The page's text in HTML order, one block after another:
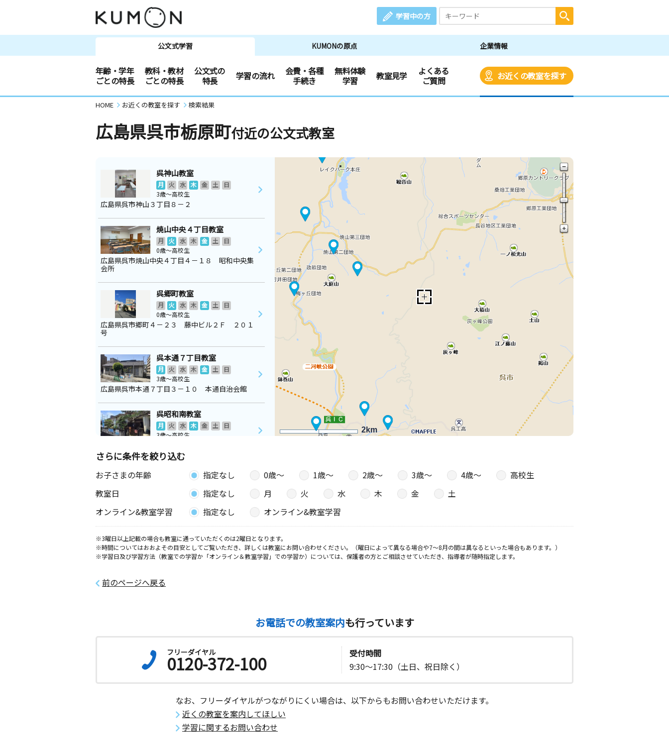
学習中の方
公文式学習 KUMONの原点 企業情報
年齢・学年
ごとの特長
教科・教材
ごとの特長
公文式の
特長
学習の流れ
会費・各種
手続き
無料体験
学習
教室見学
よくある
ご質問
お近くの教室を探す
HOME お近くの教室を探す 検索結果
広島県呉市栃原町付近の公文式教室
2km
呉神山教室
月 火 水 木 金 土
日
3歳～高校生
広島県呉市神山３丁目８－２
焼山中央４丁目教室
月 火 水 木 金 土
日
0歳～高校生
広島県呉市焼山中央４丁目４－１８ 昭和中央集
会所
呉郷町教室
月 火 水 木 金 土
日
0歳～高校生
広島県呉市郷町４－２３ 藤中ビル２Ｆ ２０１
号
呉本通７丁目教室
月 火 水 木 金 土
日
3歳～高校生
広島県呉市本通７丁目３－１０ 本通自治会館
呉昭和南教室
月 火 水 木 金 土
日
3歳～高校生
昭和西小学校前教室
木 金 土 日
3歳～高校生
広島県呉市焼山宮ヶ迫１丁目９－３ ウェライ２
００３－１０２
夢ケ丘教室
月 火 水 木 金 土
日
0歳～高校生
さらに条件を絞り込む
お子さまの年齢 指定なし 0歳〜 1歳〜 2歳〜 3歳〜 4歳〜
高校生
教室日
指定なし 月 火 水 木 金
土
オンライン&教室学習
指定なし オンライン&教室学習
※3曜日以上記載の場合も教室に通っていただくのは2曜日となります。
※時間についてはおおよその目安としてご覧いただき、詳しくは教室にお問い合わせください。（曜日によって異なる場合や7～8月の間は異なるといった場合もあります。）
※学習日及び学習方法（教室での学習か「オンライン＆教室学習」での学習か）については、保護者の方とご相談させていただき、指導者が随時指定します。
前のページへ戻る
お電話での教室案内も行っています
フリーダイヤル
0120-372-100
受付時間
9:30～17:30（土日、祝日除く）
なお、フリーダイヤルがつながりにくい場合は、以下からもお問い合わせいただけます。
近くの教室を案内してほしい
学習に関するお問い合わせ